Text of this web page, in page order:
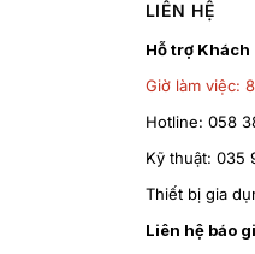
LIÊN HỆ
Hỗ trợ Khách
Giờ làm việc:
Hotline: 058
Kỹ thuật: 035
Thiết bị gia
Liên hệ báo